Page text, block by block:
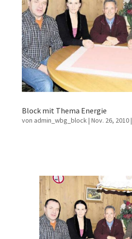
Block mit Thema Energie
von admin_wbg_block| Nov. 26, 2010|